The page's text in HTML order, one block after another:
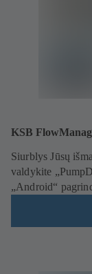
KSB
Siurblys Jūsų
valdykite
„Android“